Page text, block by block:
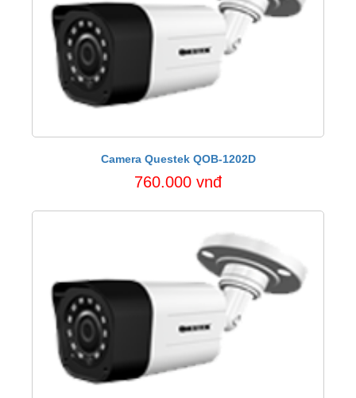
Camera Questek QOB-1202D
760.000 vnđ